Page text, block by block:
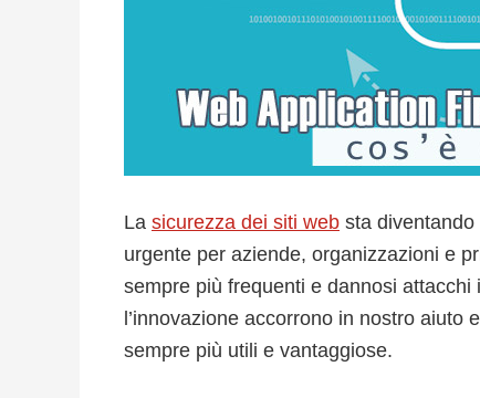
La sicurezza dei siti web sta
urgente per aziende, organizzazioni e
sempre più frequenti e dannosi
l’innovazione accorrono in nostro
sempre più utili e vantaggiose.